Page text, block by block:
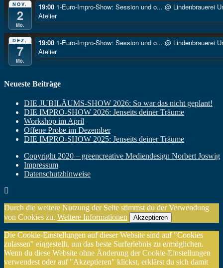
NOV.
2
Mo.
19:00 1-Euro-Impro-Show: Session und o... @ Lindenbrauerei
Atelier
DEZ.
7
Mo.
19:00 1-Euro-Impro-Show: Session und o... @ Lindenbrauerei
Atelier
Neueste Beiträge
DIE JUBILÄUMS-SHOW 2026: So war das nicht geplant!
DIE IMPRO-SHOW 2026: Jenseits deiner Träume
Workshop im April
Offene Probe im Dezember
DIE IMPRO-SHOW 2025: Jenseits deiner Träume
Copyright 2020 – greencreative Mediendesign Norbert Joswig
Impressum
Datenschutzhinweise
Durch die weitere Nutzung der Seite stimmst du der Verwendung
von Cookies zu. Weitere Informationen Akzeptieren
Die Cookie-Einstellungen auf dieser Website sind auf "Cookies
zulassen" eingestellt, um das beste Surferlebnis zu ermöglichen.
Wenn du diese Website ohne Änderung der Cookie-Einstellungen
verwendest oder auf "Akzeptieren" klickst, erklärst du sich damit